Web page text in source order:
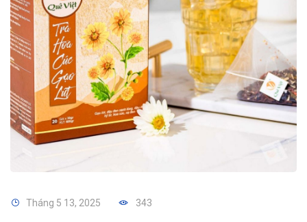
Tháng 5 13, 2025 343